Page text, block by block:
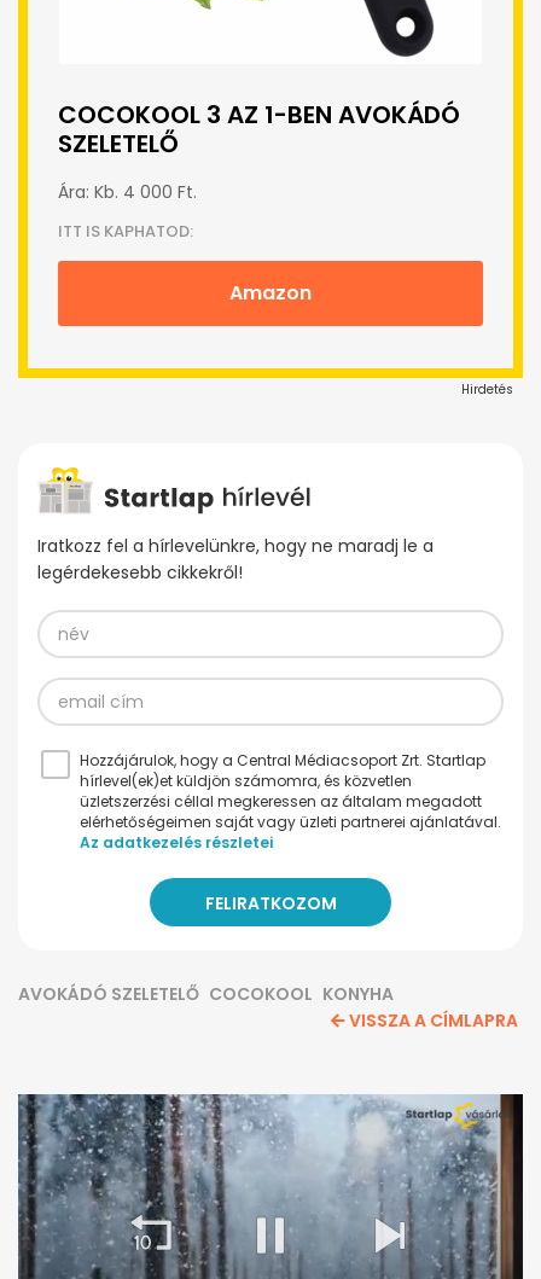
COCOKOOL 3 AZ 1-BEN AVOKÁDÓ
SZELETELŐ
Ára: Kb. 4 000 Ft.
ITT IS KAPHATOD:
Amazon
Hirdetés
Iratkozz fel a hírlevelünkre, hogy ne maradj le a
legérdekesebb cikkekről!
Hozzájárulok, hogy a Central Médiacsoport Zrt. Startlap
hírlevel(ek)et küldjön számomra, és közvetlen
üzletszerzési céllal megkeressen az általam megadott
elérhetőségeimen saját vagy üzleti partnerei ajánlatával.
Az adatkezelés részletei
AVOKÁDÓ SZELETELŐ COCOKOOL KONYHA
VISSZA A CÍMLAPRA